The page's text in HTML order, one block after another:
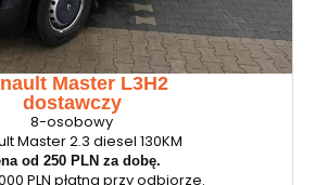
Master L3H2
dostawczy
8-osobowy
Master 2.3 diesel 130KM
od 250 PLN za dobę.
PLN płatna przy odbiorze.